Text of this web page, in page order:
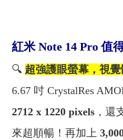
紅米 Note 14 Pro 值
🔍 超強護眼螢幕，視覺
6.67 吋 CrystalRes
2712 x 1220 pixels ，還
來超順暢！再加上